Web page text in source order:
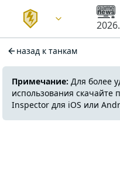
назад к танкам
Примечание: Для более
использования
Inspector для iOS или